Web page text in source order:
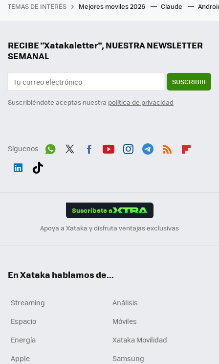
TEMAS DE INTERÉS Mejores moviles 2026 Claude
RECIBE "Xatakaletter", NUESTRA NEWSLETTER
SEMANAL
SUSCRIBIR
Suscribiéndote aceptas nuestra política de privacidad
Síguenos
Suscríbete a
Apoya a Xataka y disfruta ventajas exclusivas
En Xataka hablamos de...
Streaming
Análisis
Espacio
Móviles
Energía
Xataka Movilidad
Apple
Samsung